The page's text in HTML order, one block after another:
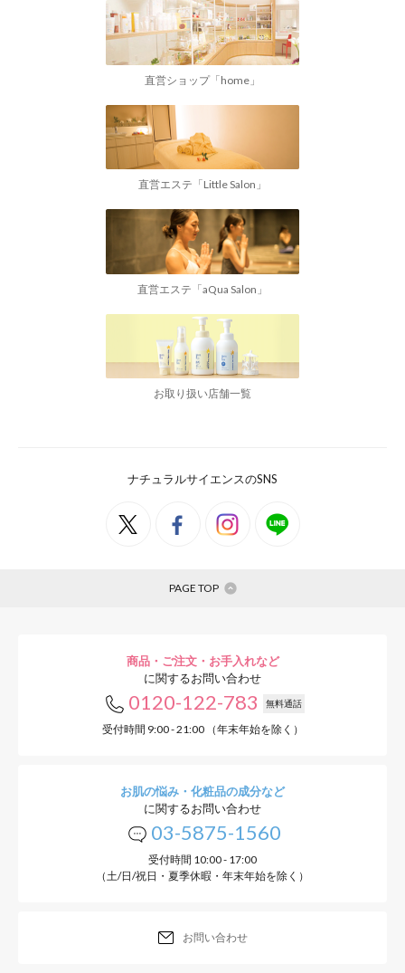
直営ショップ「home」
直営エステ「Little Salon」
直営エステ「aQua Salon」
お取り扱い店舗一覧
ナチュラルサイエンスのSNS
PAGE TOP
商品・ご注文・お手入れなど
に関するお問い合わせ
0120-122-783 無料通話
受付時間 9:00 - 21:00 （年末年始を除く）
お肌の悩み・化粧品の成分など
に関するお問い合わせ
03-5875-1560
受付時間 10:00 - 17:00
（土/日/祝日・夏季休暇・年末年始を除く）
お問い合わせ